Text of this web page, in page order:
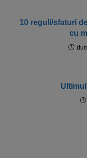
10 reguli/sfaturi
cu